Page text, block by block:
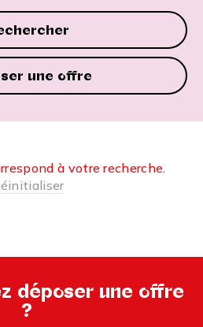
une offre
à votre recherche.
déposer une offre
?